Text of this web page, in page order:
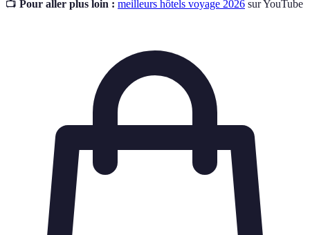
📺 Pour aller plus loin : meilleurs hôtels voyage 2026 sur YouTube